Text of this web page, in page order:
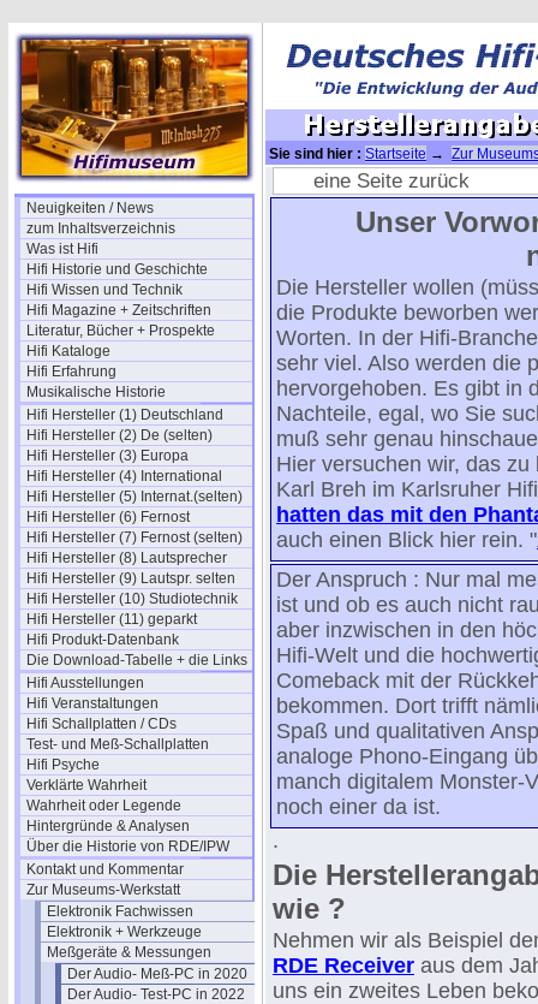
Neuigkeiten / News
zum Inhaltsverzeichnis
Was ist Hifi
Hifi Historie und Geschichte
Hifi Wissen und Technik
Hifi Magazine + Zeitschriften
Literatur, Bücher + Prospekte
Hifi Kataloge
Hifi Erfahrung
Musikalische Historie
Hifi Hersteller (1) Deutschland
Hifi Hersteller (2) De (selten)
Hifi Hersteller (3) Europa
Hifi Hersteller (4) International
Hifi Hersteller (5) Internat.(selten)
Hifi Hersteller (6) Fernost
Hifi Hersteller (7) Fernost (selten)
Hifi Hersteller (8) Lautsprecher
Hifi Hersteller (9) Lautspr. selten
Hifi Hersteller (10) Studiotechnik
Hifi Hersteller (11) geparkt
Hifi Produkt-Datenbank
Die Download-Tabelle + die Links
Hifi Ausstellungen
Hifi Veranstaltungen
Hifi Schallplatten / CDs
Test- und Meß-Schallplatten
Hifi Psyche
Verklärte Wahrheit
Wahrheit oder Legende
Hintergründe & Analysen
Über die Historie von RDE/IPW
Kontakt und Kommentar
Zur Museums-Werkstatt
Elektronik Fachwissen
Elektronik + Werkzeuge
Meßgeräte & Messungen
Der Audio- Meß-PC in 2020
Der Audio- Test-PC in 2022
Sie sind hier : Startseite → Zur
nachmesseneine Seite zurück
Unser
Die Hersteller wollen
die Produkte beworben
Worten. In der Hifi-
sehr viel. Also werden die
hervorgehoben. Es gibt in
Nachteile, egal, wo Sie
muß sehr genau
Hier versuchen wir, das
Karl Breh im Karlsruher
hatten das mit den
auch einen Blick hier rein. "
Der Anspruch : Nur mal
ist und ob es auch nicht
aber inzwischen in den
Hifi-Welt und die
Comeback mit der
bekommen. Dort trifft
Spaß und qualitativen
analoge Phono-Eingang
manch digitalem Monster-
noch einer da ist.
.
Die
wie ?
Nehmen wir als Beispiel
RDE Receiver aus dem
uns ein zweites Leben